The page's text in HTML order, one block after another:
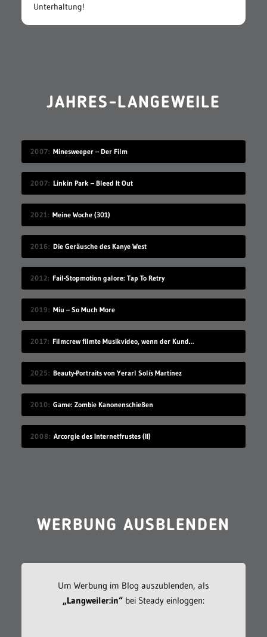
Unterhaltung!
JAHRES-LANGEWEILE
2007 Minesweeper – Der Film
2007 Linkin Park – Bleed It Out
2021 Meine Woche (301)
2016 Die Geräusche des Kanye West
2012 Fail-Stopmotion galore: Tap To Retry
2019 Miu – So Much More
2017 Filmcrew filmte Musikvideo, wenn der Kunde grad nicht hingeschaut hat
2025 Beauty-Portraits von Yerarl Solís Martínez
2010 Game: Zombie Kanonenschießen
2008 Arcorgie des Internetfrustes (II)
WERBUNG AUSBLENDEN
Um Werbung im Blog auszublenden, als
„Langweiler:in“bei Steady einloggen: